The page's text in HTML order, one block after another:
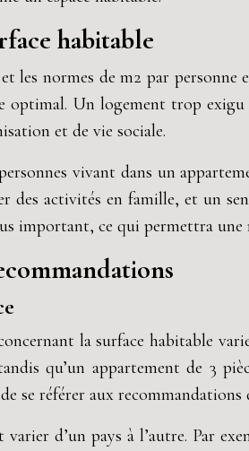
habitable
les normes de m2 par
optimal. Un logement trop
et de vie sociale.
vivant dans un
des activités en famille, et un
important, ce qui permettra
la surface habitable
qu’un appartement de 3
se référer aux recommandations
varier d’un pays à l’autre. Par